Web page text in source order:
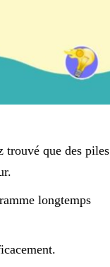
trouvé que des piles
longtemps